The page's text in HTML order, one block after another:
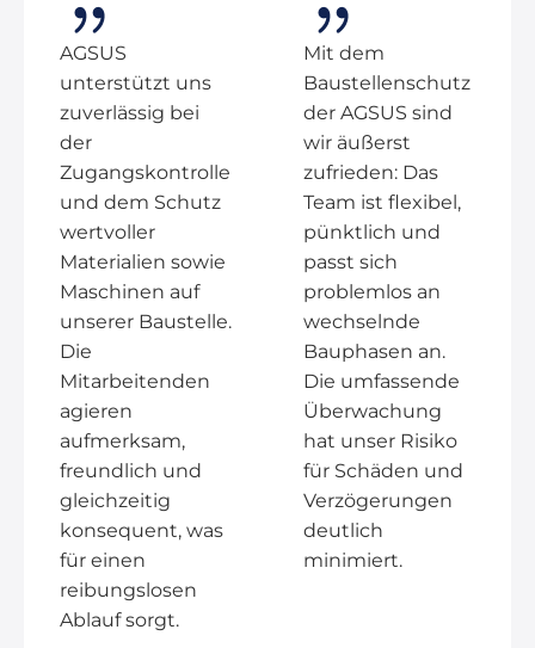
AGSUS
unterstützt uns
zuverlässig bei
der
Zugangskontrolle
und dem Schutz
wertvoller
Materialien sowie
Maschinen auf
unserer Baustelle.
Die
Mitarbeitenden
agieren
aufmerksam,
freundlich und
gleichzeitig
konsequent, was
für einen
reibungslosen
Ablauf sorgt.
Mit dem
Baustellenschutz
der AGSUS sind
wir äußerst
zufrieden: Das
Team ist flexibel,
pünktlich und
passt sich
problemlos an
wechselnde
Bauphasen an.
Die umfassende
Überwachung
hat unser Risiko
für Schäden und
Verzögerungen
deutlich
minimiert.